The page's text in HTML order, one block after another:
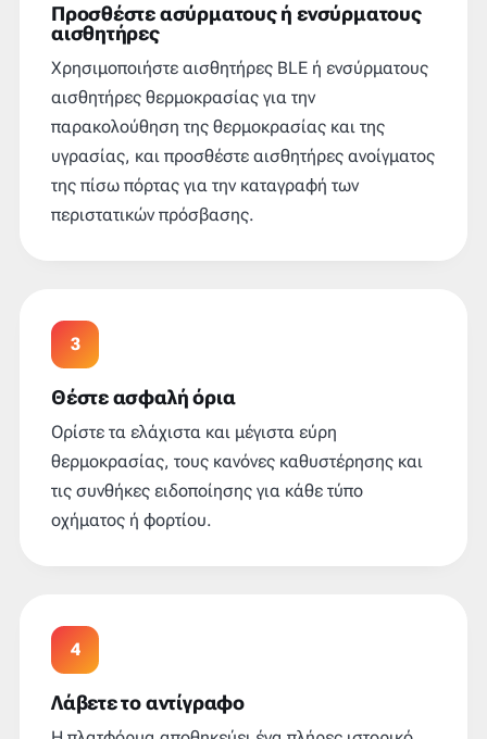
Προσθέστε ασύρματους ή ενσύρματους
αισθητήρες
Χρησιμοποιήστε αισθητήρες BLE ή ενσύρματους
αισθητήρες θερμοκρασίας για την
παρακολούθηση της θερμοκρασίας και της
υγρασίας, και προσθέστε αισθητήρες ανοίγματος
της πίσω πόρτας για την καταγραφή των
περιστατικών πρόσβασης.
3
Θέστε ασφαλή όρια
Ορίστε τα ελάχιστα και μέγιστα εύρη
θερμοκρασίας, τους κανόνες καθυστέρησης και
τις συνθήκες ειδοποίησης για κάθε τύπο
οχήματος ή φορτίου.
4
Λάβετε το αντίγραφο